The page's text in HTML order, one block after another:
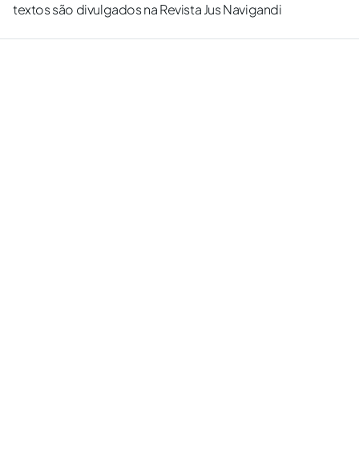
textos são divulgados na Revista Jus Navigandi